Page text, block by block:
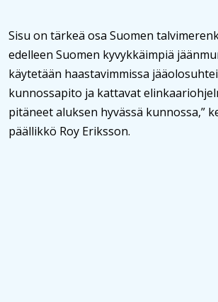
Sisu on tärkeä osa Suomen
edelleen Suomen kyvykkäimpiä
käytetään haastavimmissa
kunnossapito ja kattavat
pitäneet aluksen hyvässä kunnossa,”
päällikkö Roy Eriksson.